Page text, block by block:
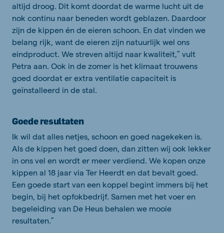
altijd droog. Dit komt doordat de warme lucht uit de
nok continu naar beneden wordt geblazen. Daardoor
zijn de kippen én de eieren schoon. En dat vinden we
belang­ rijk, want de eieren zijn natuurlijk wel ons
eindproduct. We streven altijd naar kwaliteit,” vult
Petra aan. Ook in de zomer is het klimaat trouwens
goed doordat er extra ventilatie­ capaciteit is
geïnstalleerd in de stal.
Goede resultaten
Ik wil dat alles netjes, schoon en goed nagekeken is.
Als de kippen het goed doen, dan zitten wij ook lekker
in ons vel en wordt er meer verdiend. We kopen onze
kippen al 18 jaar via Ter Heerdt en dat bevalt goed.
Een goede start van een koppel begint immers bij het
begin, bij het opfokbedrijf. Samen met het voer en
begeleiding van De Heus behalen we mooie
resultaten.”